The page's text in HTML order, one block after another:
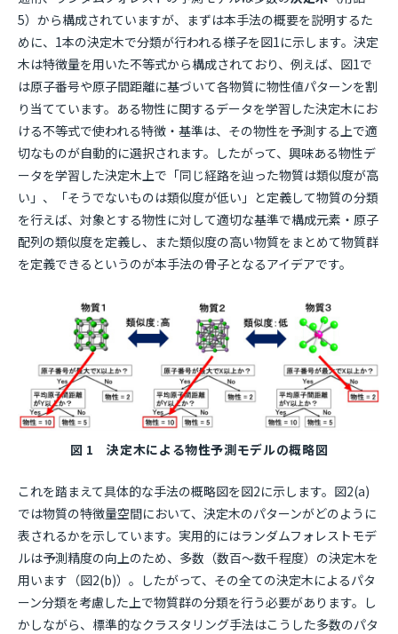
5）から構成されていますが、まずは本手法の概要を説明するた
めに、1本の決定木で分類が行われる様子を図1に示します。決定
木は特徴量を用いた不等式から構成されており、例えば、図1で
は原子番号や原子間距離に基づいて各物質に物性値パターンを割
り当てています。ある物性に関するデータを学習した決定木にお
ける不等式で使われる特徴・基準は、その物性を予測する上で適
切なものが自動的に選択されます。したがって、興味ある物性デ
ータを学習した決定木上で「同じ経路を辿った物質は類似度が高
い」、「そうでないものは類似度が低い」と定義して物質の分類
を行えば、対象とする物性に対して適切な基準で構成元素・原子
配列の類似度を定義し、また類似度の高い物質をまとめて物質群
を定義できるというのが本手法の骨子となるアイデアです。
図 1 決定木による物性予測モデルの概略図
これを踏まえて具体的な手法の概略図を図2に示します。図2(a)
では物質の特徴量空間において、決定木のパターンがどのように
表されるかを示しています。実用的にはランダムフォレストモデ
ルは予測精度の向上のため、多数（数百〜数千程度）の決定木を
用います（図2(b)）。したがって、その全ての決定木によるパタ
ーン分類を考慮した上で物質群の分類を行う必要があります。し
かしながら、標準的なクラスタリング手法はこうした多数のパタ